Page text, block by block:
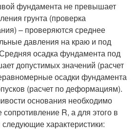
фундамента не превышает
грунта (проверка
– проверяются среднее
давления на краю и под
осадка фундамента под
допустимых значений (расчет
осадки фундамента
(расчет по деформациям).
основания необходимо
сопротивление R, а для этого в
характеристики: